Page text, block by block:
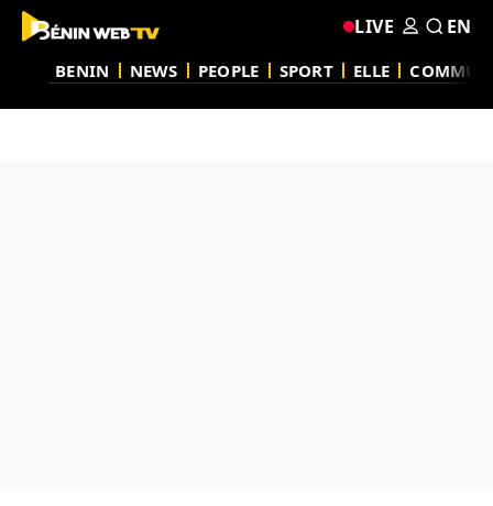
BENIN NEWS PEOPLE SPORT ELLE
LIVE EN